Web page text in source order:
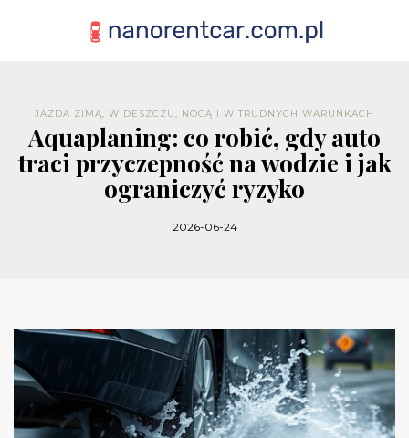
JAZDA ZIMĄ, W DESZCZU, NOCĄ I W TRUDNYCH WARUNKACH
Aquaplaning: co robić, gdy auto
traci przyczepność na wodzie i jak
ograniczyć ryzyko
2026-06-24